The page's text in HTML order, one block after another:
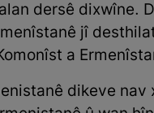
dersê dixwîne.
jî
a
dikeve